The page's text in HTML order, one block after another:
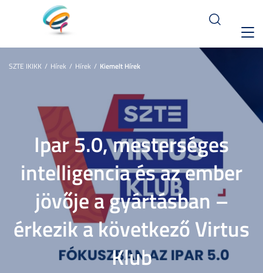
SZTE IKIKK Hírek Hírek Kiemelt Hírek
Ipar 5.0, mesterséges
intelligencia és az ember
jövője a gyártásban –
érkezik a következő Virtus
Klub